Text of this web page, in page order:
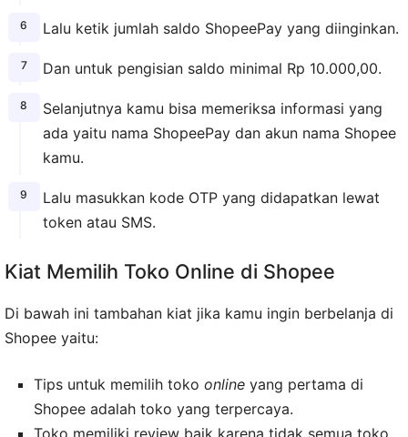
Lalu ketik jumlah saldo ShopeePay yang diinginkan.
Dan untuk pengisian saldo minimal Rp 10.000,00.
Selanjutnya kamu bisa memeriksa informasi yang
ada yaitu nama ShopeePay dan akun nama Shopee
kamu.
Lalu masukkan kode OTP yang didapatkan lewat
token atau SMS.
Kiat Memilih Toko Online di Shopee
Di bawah ini tambahan kiat jika kamu ingin berbelanja di
Shopee yaitu:
Tips untuk memilih toko online yang pertama di
Shopee adalah toko yang terpercaya.